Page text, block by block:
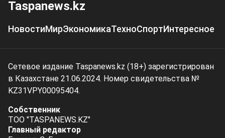
Taspanews.kz
НовостиМирЭкономикаТехноСпортИнтересное
Сетевое издание Taspanews.kz (18+) зарегистрирован
в Казахстане 21.06.2024. Номер свидетельства №
KZ31VPY00095404.
Собственник
ТОО "TASPANEWS.KZ"
Главный редактор